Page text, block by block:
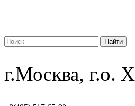
г.Москва, г.о.